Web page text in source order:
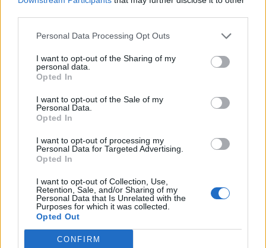
Personal Data Processing Opt Outs
I want to opt-out of the Sharing of my
personal data.
Opted In
I want to opt-out of the Sale of my
Personal Data.
Opted In
I want to opt-out of processing my
Personal Data for Targeted Advertising.
Opted In
I want to opt-out of Collection, Use,
Retention, Sale, and/or Sharing of my
Personal Data that Is Unrelated with the
Purposes for which it was collected.
Opted Out
CONFIRM
combustible por litro
5l/100km 7l/100km
10l/100km
Gasolina 95
0,00€ 2l.- 0,00€ 3l.- 0,00€ 4l.- 0,00€
Gasolina 98
0,00€
0,00€ 2l. - 0,00€ 3 4l.- 0,00€
Bio diesel
0,00€
Estado del tráfico e incidencias de la DGT en
según la dirección general de tráfico
Estado del tráfico e incidencias de la DGT en
Trubia Asturias
Actualmente no hay incidencias de tráfico cerca deTrubia
según la dirección general de tráfico